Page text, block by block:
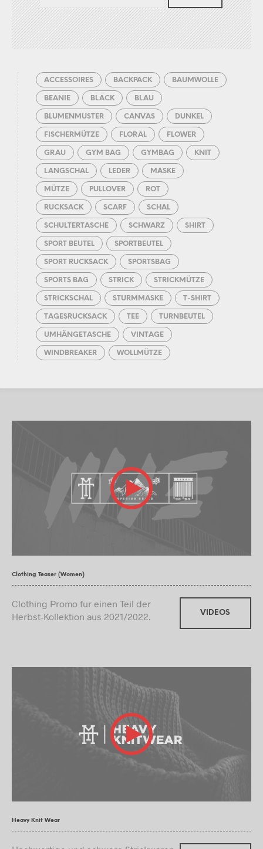
ACCESSOIRES BACKPACK BAUMWOLLE
BEANIE BLACK BLAU
BLUMENMUSTER CANVAS DUNKEL
FISCHERMÜTZE FLORAL FLOWER
GRAU GYM BAG GYMBAG KNIT
LANGSCHAL LEDER MASKE
MÜTZE PULLOVER ROT
RUCKSACK SCARF SCHAL
SCHULTERTASCHE SCHWARZ SHIRT
SPORT BEUTEL SPORTBEUTEL
SPORT RUCKSACK SPORTSBAG
SPORTS BAG STRICK STRICKMÜTZE
STRICKSCHAL STURMMASKE T-SHIRT
TAGESRUCKSACK TEE TURNBEUTEL
UMHÄNGETASCHE VINTAGE
WINDBREAKER WOLLMÜTZE
Clothing Teaser (Women)
Clothing Promo fur einen Teil der
Herbst-Kollektion aus 2021/2022.
VIDEOS
Heavy Knit Wear